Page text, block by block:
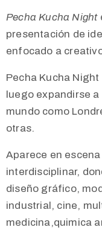
Pecha Kucha Night
presentación de
enfocado a
Pecha Kucha
luego expandirse
mundo como
otras.
Aparece en
interdisciplinar,
diseño gráfico,
industrial, cine,
medicina,quimica